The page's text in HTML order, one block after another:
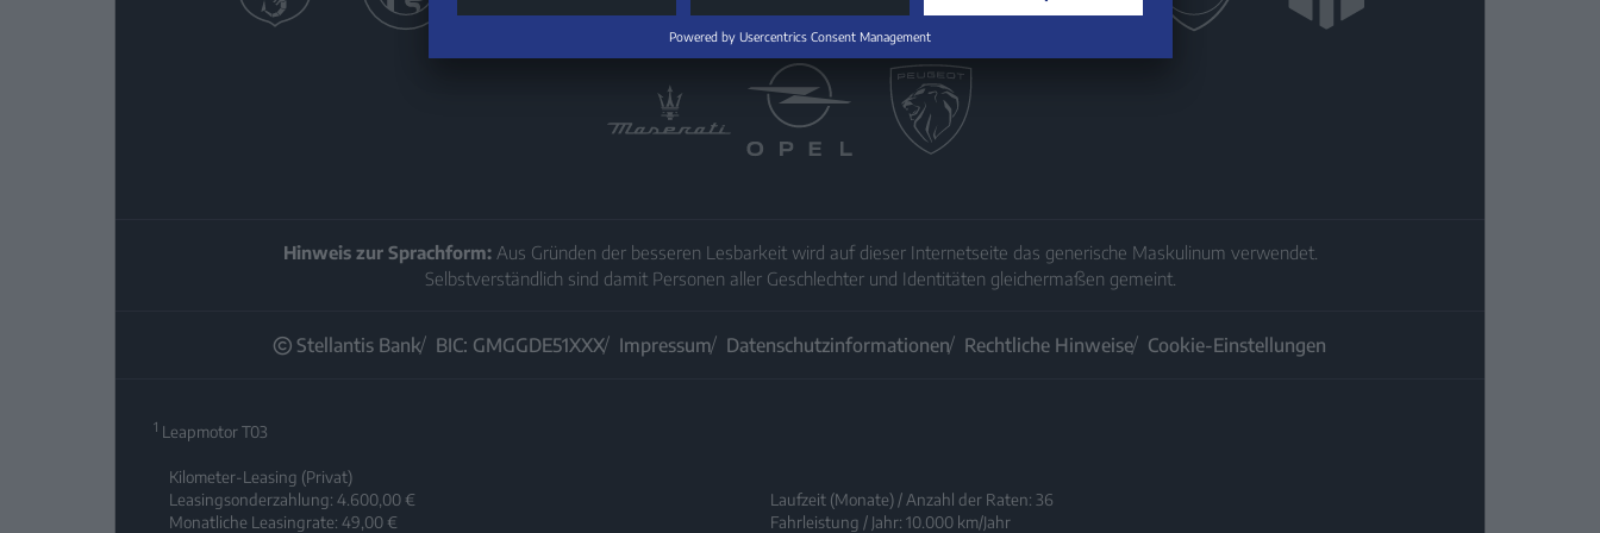
Hinweis zur Sprachform: Aus Gründen der besseren Lesbarkeit wird auf dieser Internetseite das generische Maskulinum verwendet.
Selbstverständlich sind damit Personen aller Geschlechter und Identitäten gleichermaßen gemeint.
Stellantis Bank BIC: GMGGDE51XXX Impressum Datenschutzinformationen Rechtliche Hinweise Cookie-Einstellungen
1 Leapmotor T03
Kilometer-Leasing (Privat)
Leasingsonderzahlung: 4.600,00 €
Monatliche Leasingrate: 49,00 €
Laufzeit (Monate) / Anzahl der Raten: 36
Fahrleistung / Jahr: 10.000 km/Jahr